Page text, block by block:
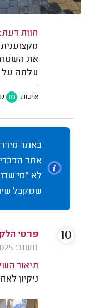
חוות דעת:
את השטח
עלתה על
איכות 10
באתר
אחד
לא "מי
שמקבל
פרטי
משוב: 02/02/2025
תיאור
ניקיון
10